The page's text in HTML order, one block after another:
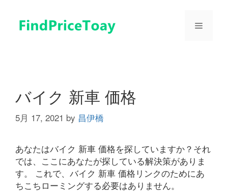
メ
バイク 新車 価格
5月 17, 2021 by 昌伊橋
あなたはバイク 新車 価格を探していますか？それ
では、ここにあなたが探している解決策がありま
す。 これで、バイク 新車 価格リンクのためにあ
ちこちローミングする必要はありません。